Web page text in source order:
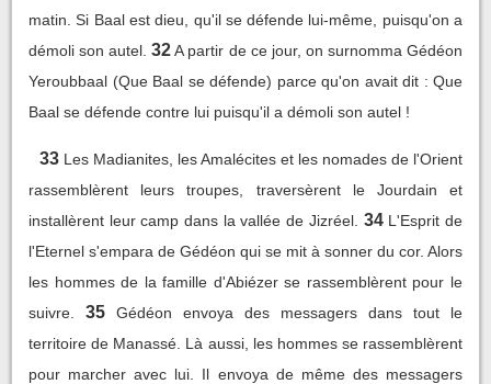
matin. Si Baal est dieu, qu'il se défende lui-même, puisqu'on a
démoli son autel. 32 A partir de ce jour, on surnomma Gédéon
Yeroubbaal (Que Baal se défende) parce qu'on avait dit : Que
Baal se défende contre lui puisqu'il a démoli son autel !
33 Les Madianites, les Amalécites et les nomades de l'Orient
rassemblèrent leurs troupes, traversèrent le Jourdain et
installèrent leur camp dans la vallée de Jizréel. 34 L'Esprit de
l'Eternel s'empara de Gédéon qui se mit à sonner du cor. Alors
les hommes de la famille d'Abiézer se rassemblèrent pour le
suivre.
35
Gédéon envoya des messagers dans tout le
territoire de Manassé. Là aussi, les hommes se rassemblèrent
pour marcher avec lui. Il envoya de même des messagers